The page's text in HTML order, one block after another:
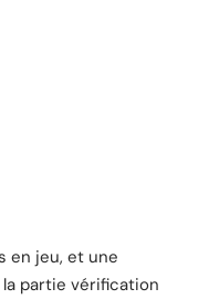
en jeu, et une
partie vérification